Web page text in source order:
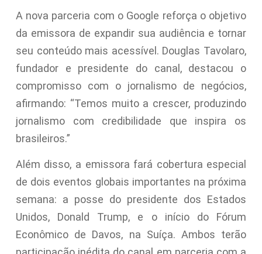
A nova parceria com o Google reforça o objetivo
da emissora de expandir sua audiência e tornar
seu conteúdo mais acessível. Douglas Tavolaro,
fundador e presidente do canal, destacou o
compromisso com o jornalismo de negócios,
afirmando: “Temos muito a crescer, produzindo
jornalismo com credibilidade que inspira os
brasileiros.”
Além disso, a emissora fará cobertura especial
de dois eventos globais importantes na próxima
semana: a posse do presidente dos Estados
Unidos, Donald Trump, e o início do Fórum
Econômico de Davos, na Suíça. Ambos terão